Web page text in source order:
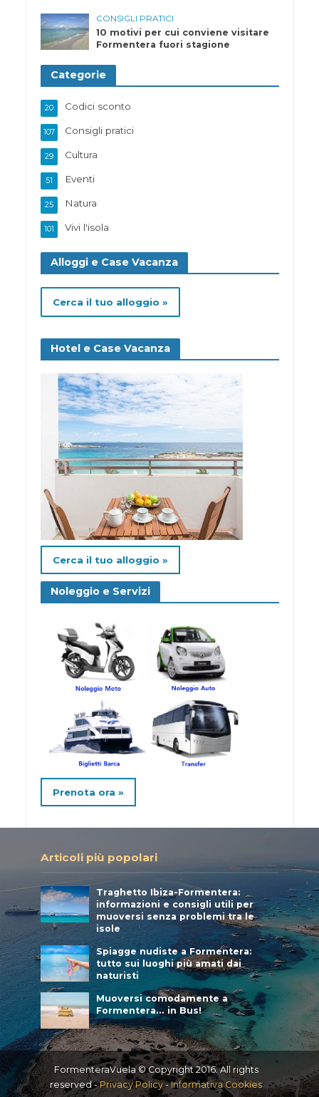
CONSIGLI PRATICI
10 motivi per cui conviene visitare
Formentera fuori stagione
Categorie
Codici sconto
20
Consigli pratici
107
Cultura
29
Eventi
51
Natura
25
Vivi l'isola
101
Alloggi e Case Vacanza
Cerca il tuo alloggio »
Hotel e Case Vacanza
Cerca il tuo alloggio »
Noleggio e Servizi
Prenota ora »
Articoli più popolari
Traghetto Ibiza-Formentera:
informazioni e consigli utili per
muoversi senza problemi tra le
isole
Spiagge nudiste a Formentera:
tutto sui luoghi più amati dai
naturisti
Muoversi comodamente a
Formentera… in Bus!
FormenteraVuela © Copyright 2016. All rights
reserved -Privacy Policy-Informativa Cookies